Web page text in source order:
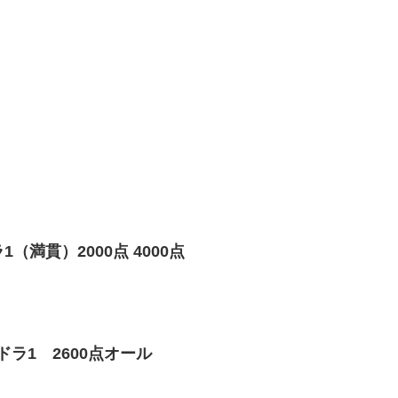
（満貫）2000点 4000点
ラ1 2600点オール